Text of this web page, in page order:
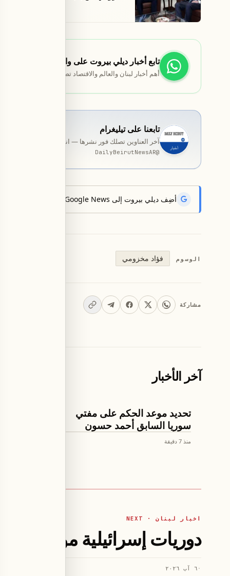
تابع أخبار ديلي بيروت على واتساب
أهم أخبار لبنان والعالم والاقتصاد تصلك مباشرة.
تابعنا على تيليغرام
آخر العناوين تصلك فور نشرها — انضمّ إلى قناة المخصّصة
@
DailyBeirutNewsAR
أضِف ديلي بيروت إلى Google News لتتلقّى أحدث الأخبار أوّلاً.
الوسوم فؤاد مخزومي
مشاركة
آخر الأخبار
تحديد موعد الحكم على مفتي
سوريا السابق أحمد حسون
منذ 7 دقيقة
اخبار لبنان · NEXT
دوريات إسرائيلية مؤللة في
· ٦ آب ٢٠٢٦